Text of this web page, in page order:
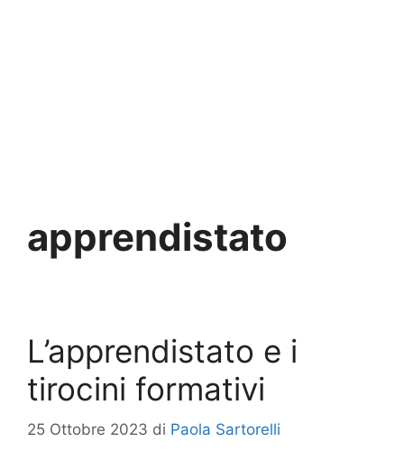
apprendistato
L’apprendistato e i
tirocini formativi
25 Ottobre 2023 di Paola Sartorelli